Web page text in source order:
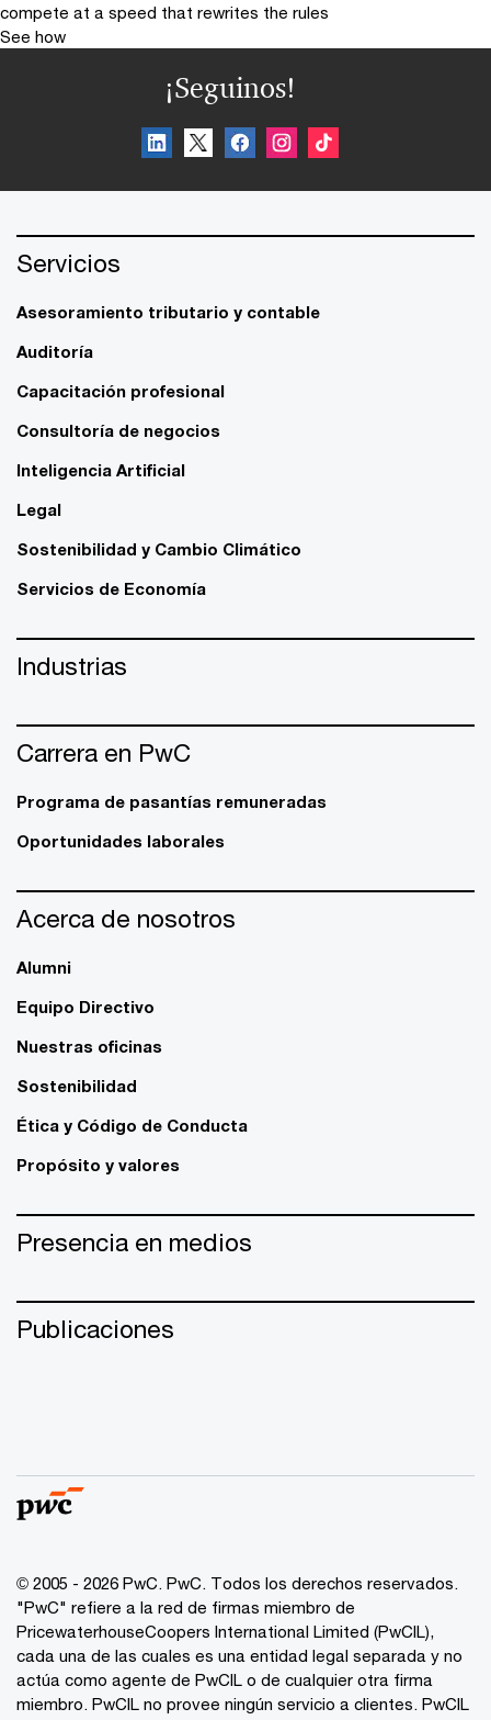
compete at a speed that rewrites the rules
See how
¡Seguinos!
Servicios
Asesoramiento tributario y contable
Auditoría
Capacitación profesional
Consultoría de negocios
Inteligencia Artificial
Legal
Sostenibilidad y Cambio Climático
Servicios de Economía
Industrias
Carrera en PwC
Programa de pasantías remuneradas
Oportunidades laborales
Acerca de nosotros
Alumni
Equipo Directivo
Nuestras oficinas
Sostenibilidad
Ética y Código de Conducta
Propósito y valores
Presencia en medios
Publicaciones
© 2005 - 2026 PwC. PwC. Todos los derechos reservados.
"PwC" refiere a la red de firmas miembro de
PricewaterhouseCoopers International Limited (PwCIL),
cada una de las cuales es una entidad legal separada y no
actúa como agente de PwCIL o de cualquier otra firma
miembro. PwCIL no provee ningún servicio a clientes. PwCIL